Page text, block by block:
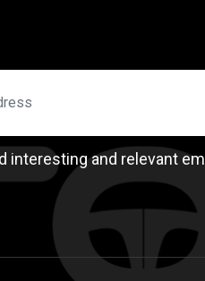
interesting and relevant